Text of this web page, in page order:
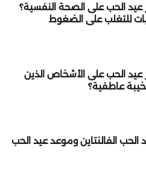
عيد الحب على الصحة النفسية؟
للتغلب على الضغوط
عيد الحب على الأشخاص الذين
عاطفية؟
الفالنتاين وموعد عيد الحب